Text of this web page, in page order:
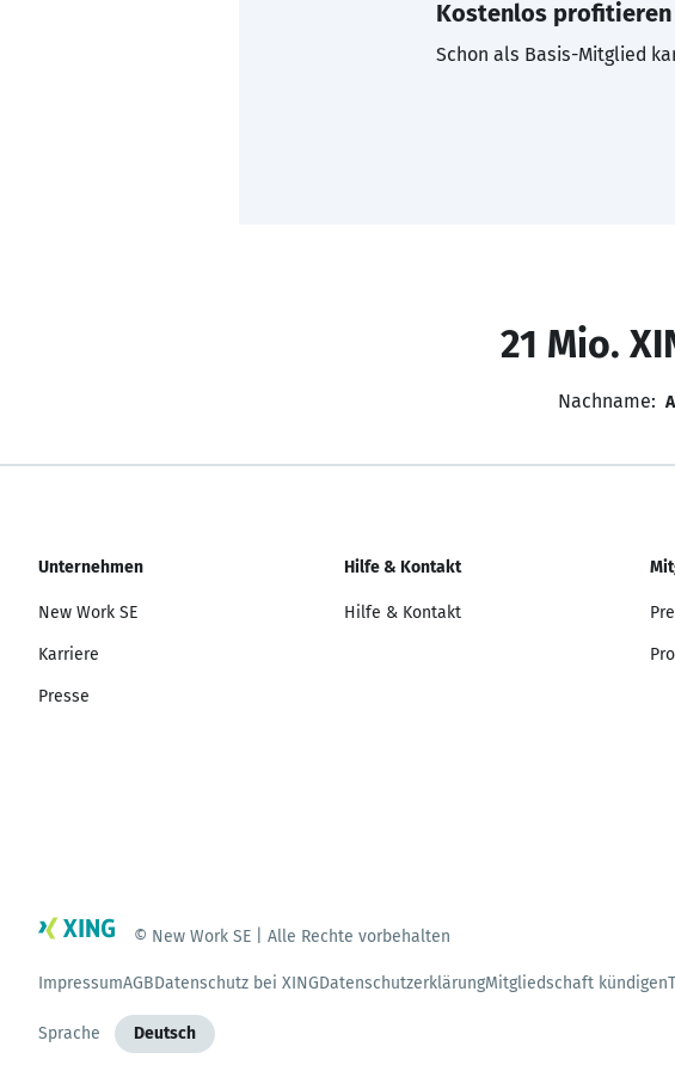
Kostenlos profitieren
Schon als Basis-Mitglied
21 Mio.
Nachname: A
Unternehmen
New Work SE
Karriere
Presse
Hilfe & Kontakt
Hilfe & Kontakt
© New Work SE | Alle Rechte vorbehalten
ImpressumAGBDatenschutz bei XINGDatenschutzerklärungMitgliedschaft kündigen
Sprache Deutsch